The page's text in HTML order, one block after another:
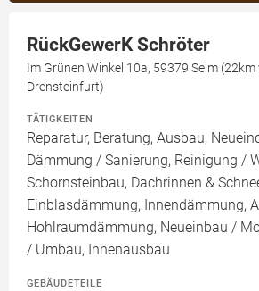
RückGewerK Schröter
Im Grünen Winkel 10a, 59379 Selm
Drensteinfurt)
TÄTIGKEITEN
Reparatur, Beratung, Ausbau,
Dämmung / Sanierung, Reinigung /
Schornsteinbau, Dachrinnen &
Einblasdämmung, Innendämmung,
Hohlraumdämmung, Neueinbau /
/ Umbau, Innenausbau
GEBÄUDETEILE